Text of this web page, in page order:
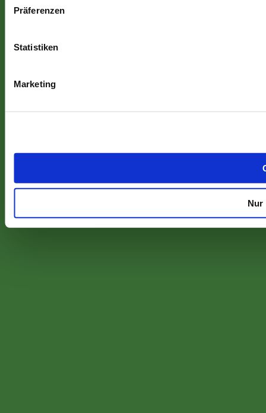
Präferenzen
Statistiken
Marketing
Nur